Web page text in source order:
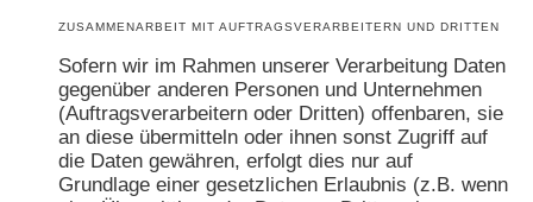
ZUSAMMENARBEIT MIT AUFTRAGSVERARBEITERN UND DRITTEN
Sofern wir im Rahmen unserer Verarbeitung Daten
gegenüber anderen Personen und Unternehmen
(Auftragsverarbeitern oder Dritten) offenbaren, sie
an diese übermitteln oder ihnen sonst Zugriff auf
die Daten gewähren, erfolgt dies nur auf
Grundlage einer gesetzlichen Erlaubnis (z.B. wenn